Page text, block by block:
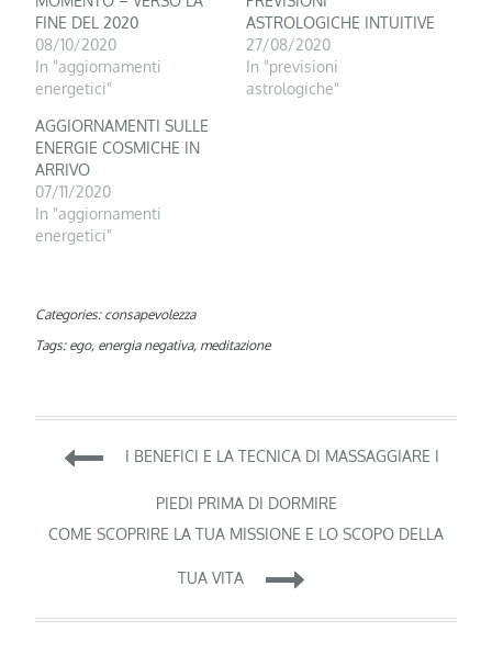
FINE DEL 2020
08/10/2020
In "aggiornamenti
energetici"
ASTROLOGICHE INTUITIVE
27/08/2020
In "previsioni
astrologiche"
AGGIORNAMENTI SULLE
ENERGIE COSMICHE IN
ARRIVO
07/11/2020
In "aggiornamenti
energetici"
Categories: consapevolezza
Tags: ego, energia negativa, meditazione
Navigazione
articoli
I BENEFICI E LA TECNICA DI MASSAGGIARE I
PIEDI PRIMA DI DORMIRE
COME SCOPRIRE LA TUA MISSIONE E LO SCOPO DELLA
TUA VITA